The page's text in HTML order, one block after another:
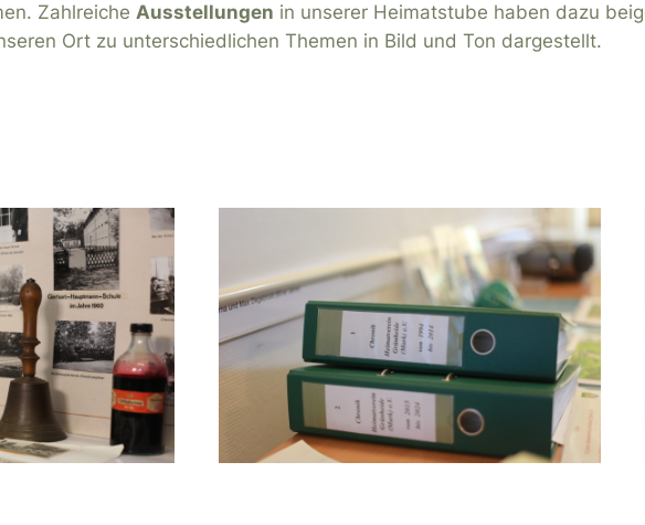
Zahlreiche Ausstellungen in unserer Heimatstube haben dazu
Ort zu unterschiedlichen Themen in Bild und Ton dargestellt.